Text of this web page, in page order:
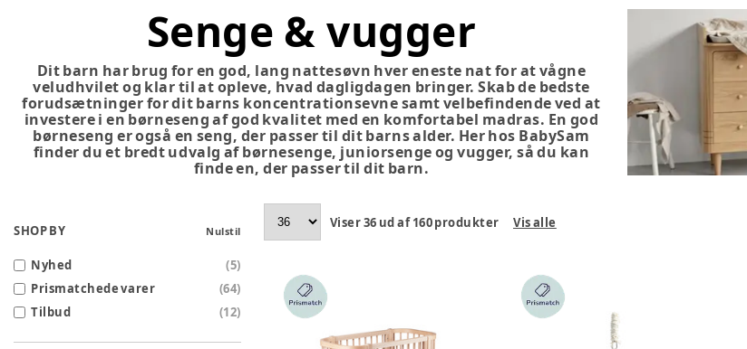
Senge & vugger
Dit barn har brug for en god, lang nattesøvn hver eneste nat for at vågne
veludhvilet og klar til at opleve, hvad dagligdagen bringer. Skab de bedste
forudsætninger for dit barns koncentrationsevne samt velbefindende ved at
investere i en børneseng af god kvalitet med en komfortabel madras. En god
børneseng er også en seng, der passer til dit barns alder. Her hos BabySam
finder du et bredt udvalg af børnesenge, juniorsenge og vugger, så du kan
finde en, der passer til dit barn.
SHOP BY Nulstil
Nyhed (5)
Prismatchede varer
(64)
Tilbud
(12)
Viser36 ud af 160produkter Vis alle